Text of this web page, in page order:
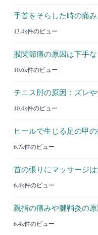
手首をそらした時の痛み
13.4k件のビュー
股関節痛の原因は下手
10.6k件のビュー
テニス肘の原因：ズレや
10.4k件のビュー
ヒールで生じる足の甲の
6.7k件のビュー
首の張りにマッサージは
6.4k件のビュー
親指の痛みや腱鞘炎の原
6.4k件のビュー